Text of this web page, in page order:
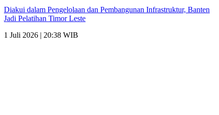
Diakui dalam Pengelolaan dan Pembangunan Infrastruktur, Banten
Jadi Pelatihan Timor Leste
1 Juli 2026 | 20:38 WIB